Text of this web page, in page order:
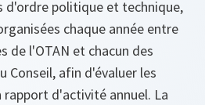
d'ordre politique et technique,
chaque année entre
de l'OTAN et chacun des
Conseil, afin d'évaluer les
rapport d'activité annuel. La